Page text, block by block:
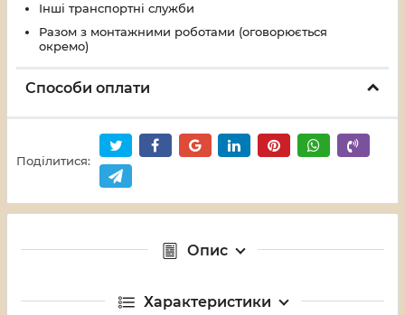
Інші транспортні служби
Разом з монтажними роботами (оговорюється
окремо)
Способи оплати
Поділитися:
Опис
Характеристики